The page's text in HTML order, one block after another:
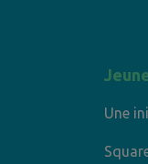
Une